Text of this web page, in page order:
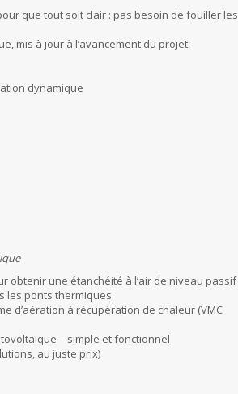
que tout soit clair : pas besoin de fouiller les
mis à jour à l’avancement du projet
dynamique
obtenir une étanchéité à l’air de niveau passif
les ponts thermiques
d’aération à récupération de chaleur (VMC
– simple et fonctionnel
au juste prix)